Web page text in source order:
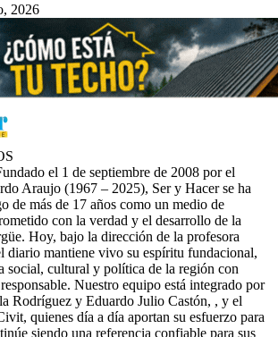
2026
el 1 de septiembre de 2008 por el
Araujo (1967 – 2025), Ser y Hacer se ha
de más de 17 años como un medio de
con la verdad y el desarrollo de la
Hoy, bajo la dirección de la profesora
diario mantiene vivo su espíritu fundacional,
social, cultural y política de la región con
Nuestro equipo está integrado por
Rodríguez y Eduardo Julio Castón, , y el
quienes día a día aportan su esfuerzo para
siendo una referencia confiable para sus